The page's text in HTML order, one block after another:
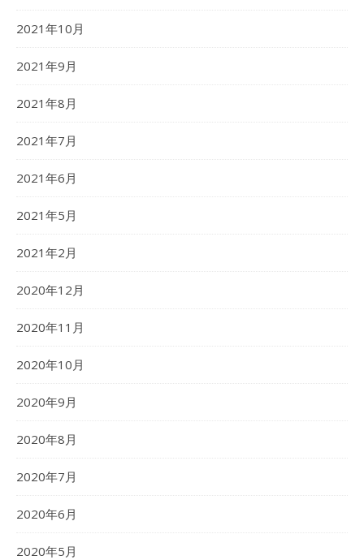
2021年10月
2021年9月
2021年8月
2021年7月
2021年6月
2021年5月
2021年2月
2020年12月
2020年11月
2020年10月
2020年9月
2020年8月
2020年7月
2020年6月
2020年5月